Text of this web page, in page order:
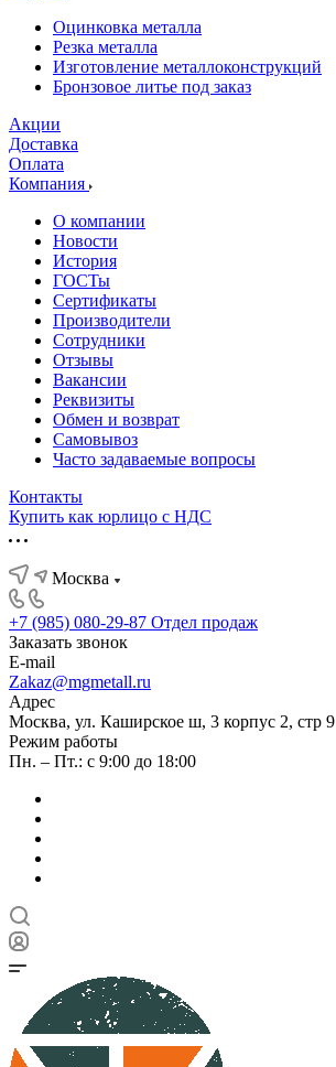
Оцинковка металла
Резка металла
Изготовление металлоконструкций
Бронзовое литье под заказ
Акции
Доставка
Оплата
Компания
О компании
Новости
История
ГОСТы
Сертификаты
Производители
Сотрудники
Отзывы
Вакансии
Реквизиты
Обмен и возврат
Самовывоз
Часто задаваемые вопросы
Контакты
Купить как юрлицо с НДС
Москва
+7 (985) 080-29-87 Отдел продаж
Заказать звонок
E-mail
Zakaz@mgmetall.ru
Адрес
Москва, ул. Каширское ш, 3 корпус 2, стр 9
Режим работы
Пн. – Пт.: с 9:00 до 18:00